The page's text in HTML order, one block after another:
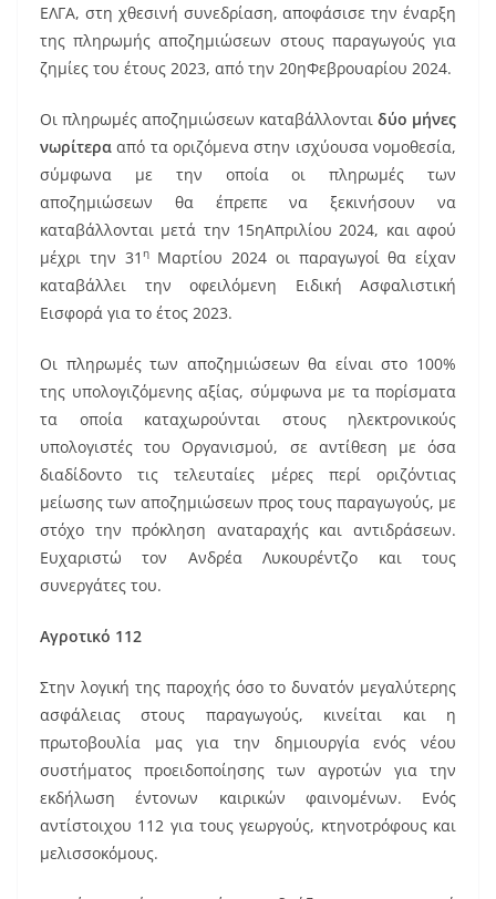
ΕΛΓΑ, στη χθεσινή συνεδρίαση, αποφάσισε την έναρξη
της πληρωμής αποζημιώσεων στους παραγωγούς για
ζημίες του έτους 2023, από την 20ηΦεβρουαρίου 2024.
Οι πληρωμές αποζημιώσεων καταβάλλονται δύο μήνες
νωρίτερα από τα οριζόμενα στην ισχύουσα νομοθεσία,
σύμφωνα με την οποία οι πληρωμές των
αποζημιώσεων θα έπρεπε να ξεκινήσουν να
καταβάλλονται μετά την 15ηΑπριλίου 2024, και αφού
μέχρι την 31 ηΜαρτίου 2024 οι παραγωγοί θα είχαν
καταβάλλει την οφειλόμενη Ειδική Ασφαλιστική
Εισφορά για το έτος 2023.
Οι πληρωμές των αποζημιώσεων θα είναι στο 100%
της υπολογιζόμενης αξίας, σύμφωνα με τα πορίσματα
τα οποία καταχωρούνται στους ηλεκτρονικούς
υπολογιστές του Οργανισμού, σε αντίθεση με όσα
διαδίδοντο τις τελευταίες μέρες περί οριζόντιας
μείωσης των αποζημιώσεων προς τους παραγωγούς, με
στόχο την πρόκληση αναταραχής και αντιδράσεων.
Ευχαριστώ τον Ανδρέα Λυκουρέντζο και τους
συνεργάτες του.
Αγροτικό 112
Στην λογική της παροχής όσο το δυνατόν μεγαλύτερης
ασφάλειας στους παραγωγούς, κινείται και η
πρωτοβουλία μας για την δημιουργία ενός νέου
συστήματος προειδοποίησης των αγροτών για την
εκδήλωση έντονων καιρικών φαινομένων. Ενός
αντίστοιχου 112 για τους γεωργούς, κτηνοτρόφους και
μελισσοκόμους.